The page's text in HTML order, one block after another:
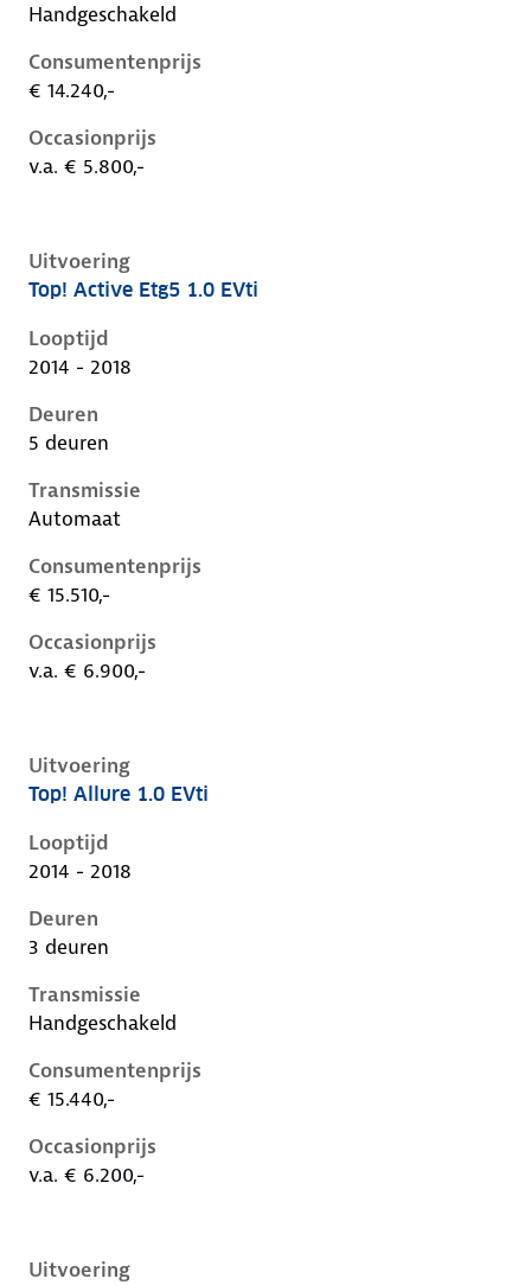
Handgeschakeld
Consumentenprijs
€ 14.240,-
Occasionprijs
v.a. € 5.800,-
Uitvoering
Peugeot 108 i, 1.0 evti, 50 kW, Benzine, 5 deuren
Top! Active Etg5 1.0 EVti
Looptijd
2014 - 2018
Deuren
5 deuren
Transmissie
Automaat
Consumentenprijs
€ 15.510,-
Occasionprijs
v.a. € 6.900,-
Uitvoering
Peugeot 108 i, 1.0 evti, 50 kW, Benzine, 3 deuren
Top! Allure 1.0 EVti
Looptijd
2014 - 2018
Deuren
3 deuren
Transmissie
Handgeschakeld
Consumentenprijs
€ 15.440,-
Occasionprijs
v.a. € 6.200,-
Uitvoering